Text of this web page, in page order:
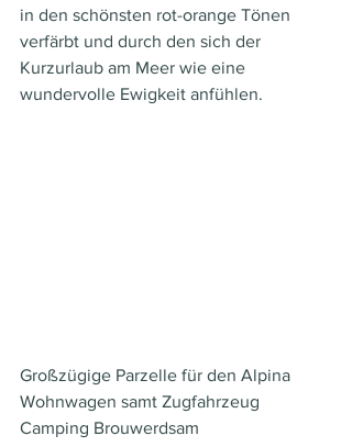
in den schönsten rot-orange Tönen
verfärbt und durch den sich der
Kurzurlaub am Meer wie eine
wundervolle Ewigkeit anfühlen.
Großzügige Parzelle für den Alpina
Wohnwagen samt Zugfahrzeug
Camping Brouwerdsam